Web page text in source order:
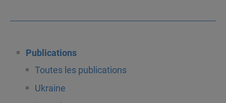
Publications
Toutes les publications
Ukraine